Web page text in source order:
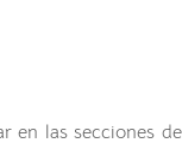
las secciones